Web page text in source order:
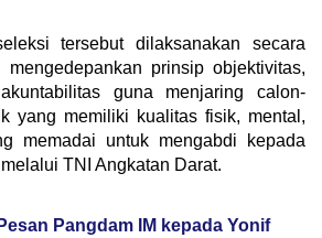
tersebut dilaksanakan secara
mengedepankan prinsip objektivitas,
guna menjaring calon-
yang memiliki kualitas fisik, mental,
memadai untuk mengabdi kepada
TNI Angkatan Darat.
Pangdam IM kepada Yonif